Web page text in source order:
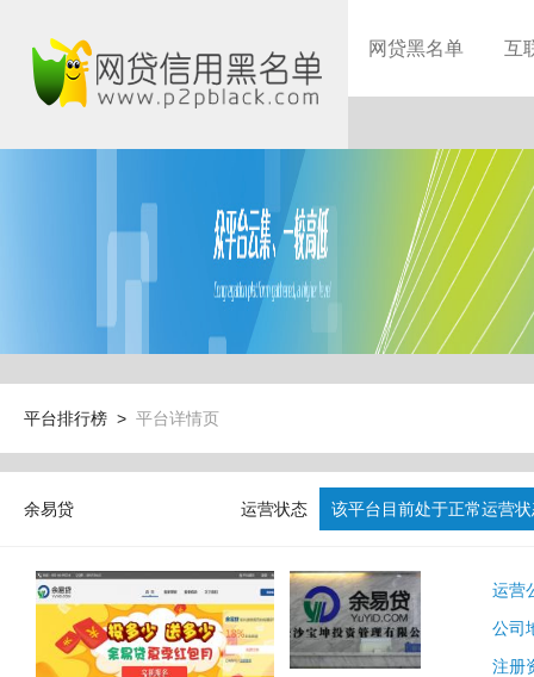
网贷黑名单 互
平台排行榜 > 平台详情页
余易贷 运营状态 该平台目前处于正常运营
运营
公司
注册